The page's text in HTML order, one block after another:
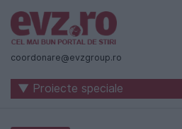
Știri
naționale
internaționale
coordonare@evzgroup.ro
▼ Proiecte speciale